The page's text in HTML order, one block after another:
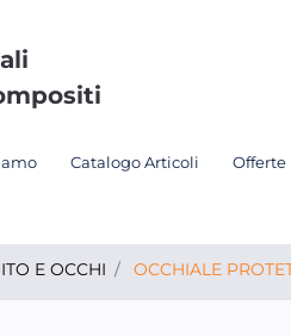
Catalogo Articoli Offerte
E OCCHI OCCHIALE